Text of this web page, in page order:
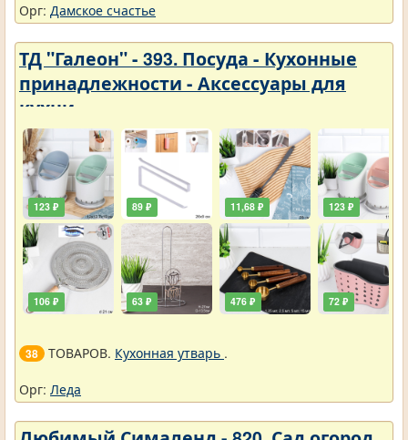
Орг: Дамское счастье
ТД "Галеон" - 393. Посуда - Кухонные
принадлежности - Аксессуары для
кухни
123 ₽
106 ₽
89 ₽
63 ₽
11,68 ₽
476 ₽
123 ₽
72 ₽
38 ТОВАРОВ. Кухонная утварь .
Орг: Леда